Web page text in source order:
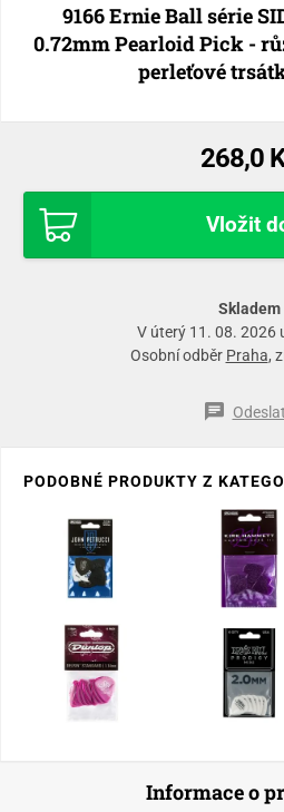
9166 Ernie Ball série
0.72mm Pearloid Pick -
perleťové
268,0
Vložit
Skladem
V úterý 11. 08. 2026
Osobní odběr Praha,
PODOBNÉ PRODUKTY Z
Informace o